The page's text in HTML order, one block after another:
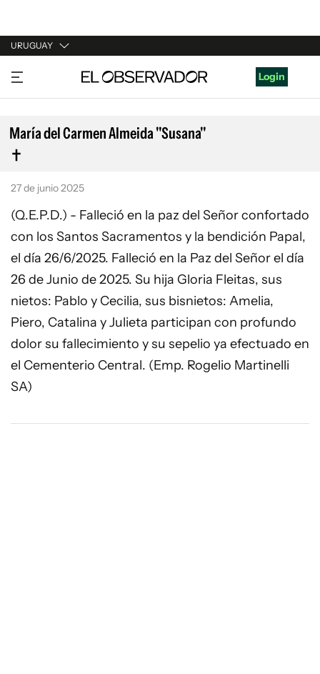
URUGUAY
URUGUAY
ARGENTINA
ESPAÑA
ESTADOS UNIDOS
Login
María del Carmen Almeida "Susana"
27 de junio 2025
(Q.E.P.D.) - Falleció en la paz del Señor confortado
con los Santos Sacramentos y la bendición Papal,
el día 26/6/2025. Falleció en la Paz del Señor el día
26 de Junio de 2025. Su hija Gloria Fleitas, sus
nietos: Pablo y Cecilia, sus bisnietos: Amelia,
Piero, Catalina y Julieta participan con profundo
dolor su fallecimiento y su sepelio ya efectuado en
el Cementerio Central. (Emp. Rogelio Martinelli
SA)